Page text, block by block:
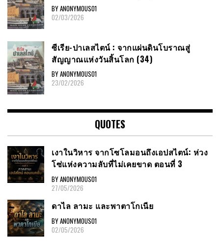
BY ANONYMOUS01
02/03/2026
ซีเรีย​-ปาเลสไตน์​ : จากแผ่นดินโบราณสู่
สัญญาณ​แห่งวันสิ้นโลก​ (34)
BY ANONYMOUS01
23/02/2026
QUOTES
เงาในวิหาร จากโซโลมอนถึงเอปสไตน์: ห่วง
โซ่แห่งความลับที่ไม่เคยขาด ตอนที่ 3
BY ANONYMOUS01
27/05/2026
ดาไล ลามะ และพาตาโกเนีย
BY ANONYMOUS01
02/05/2026